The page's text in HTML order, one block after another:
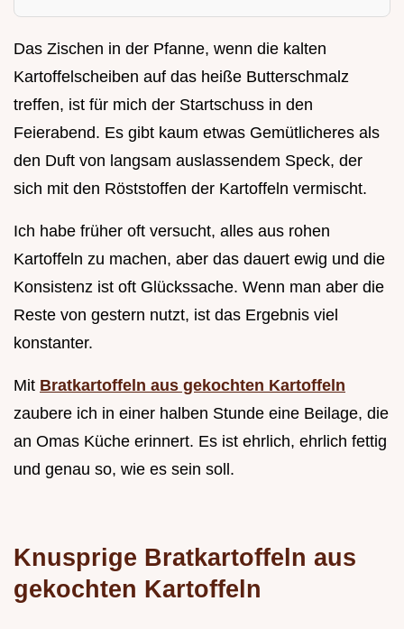
Das Zischen in der Pfanne, wenn die kalten
Kartoffelscheiben auf das heiße Butterschmalz
treffen, ist für mich der Startschuss in den
Feierabend. Es gibt kaum etwas Gemütlicheres als
den Duft von langsam auslassendem Speck, der
sich mit den Röststoffen der Kartoffeln vermischt.
Ich habe früher oft versucht, alles aus rohen
Kartoffeln zu machen, aber das dauert ewig und die
Konsistenz ist oft Glückssache. Wenn man aber die
Reste von gestern nutzt, ist das Ergebnis viel
konstanter.
Mit Bratkartoffeln aus gekochten Kartoffeln
zaubere ich in einer halben Stunde eine Beilage, die
an Omas Küche erinnert. Es ist ehrlich, ehrlich fettig
und genau so, wie es sein soll.
Knusprige Bratkartoffeln aus
gekochten Kartoffeln